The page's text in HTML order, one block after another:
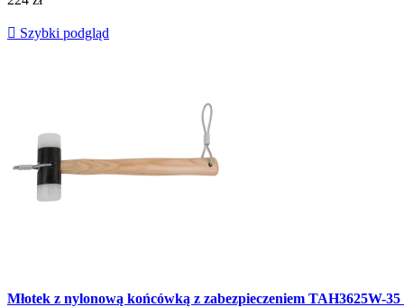
 Szybki podgląd
Młotek z nylonową końcówką z zabezpieczeniem TAH3625W-